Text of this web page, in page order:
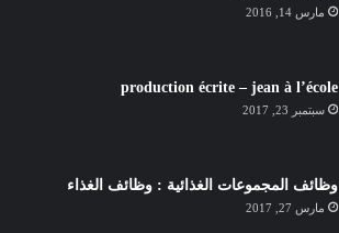
مارس 14, 2016
production écrite – jean à l’école
سبتمبر 23, 2017
وظائف المجموعات الغذائية : وظائف الغذاء
مارس 27, 2017